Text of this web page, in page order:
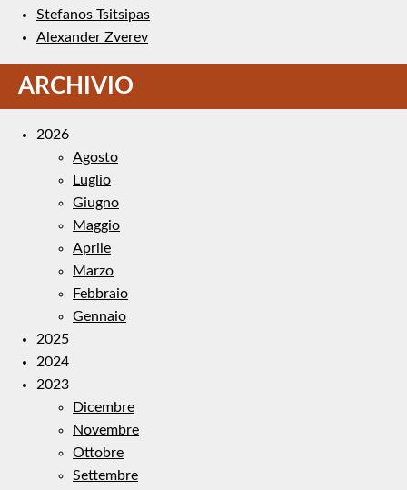
Stefanos Tsitsipas
Alexander Zverev
ARCHIVIO
2026
Agosto
Luglio
Giugno
Maggio
Aprile
Marzo
Febbraio
Gennaio
2025
2024
2023
Dicembre
Novembre
Ottobre
Settembre